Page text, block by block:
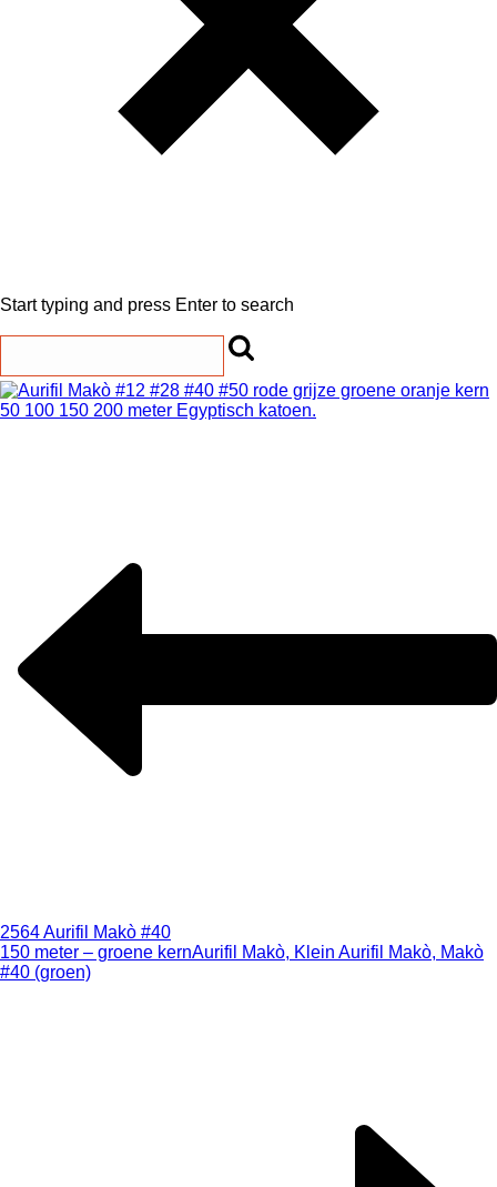
Start typing and press Enter to search
2564 Aurifil Makò #40
150 meter – groene kernAurifil Makò, Klein Aurifil Makò, Makò
#40 (groen)